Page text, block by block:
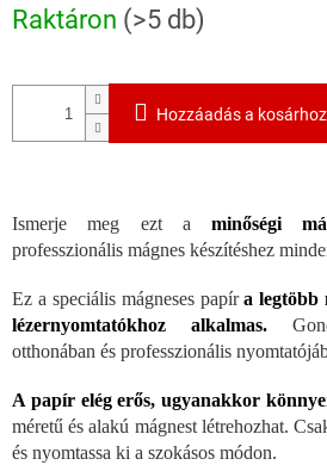
Raktáron (>5 db)
Hozzáadás a kosárhoz
Ismerje meg ezt aminőségi
professzionális mágnes készítéshez
Ez a speciális mágneses papíra legtöbb
lézernyomtatókhoz alkalmas.Gond
otthonában és professzionális
A papír elég erős, ugyanakkor
méretű és alakú mágnest létrehozhat.
és nyomtassa ki a szokásos módon.